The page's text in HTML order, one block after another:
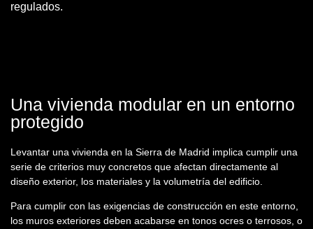
regulados.
Una vivienda modular en un entorno
protegido
Levantar una vivienda en la Sierra de Madrid implica cumplir una
serie de criterios muy concretos que afectan directamente al
diseño exterior, los materiales y la volumetría del edificio.
Para cumplir con las exigencias de construcción en este entorno,
los muros exteriores deben acabarse en tonos ocres o terrosos, o